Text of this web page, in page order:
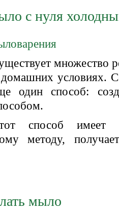
с нуля
множество
условиях.
один способ:
способ
методу,
мыло